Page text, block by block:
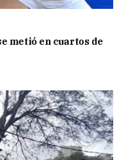
metió en cuartos de